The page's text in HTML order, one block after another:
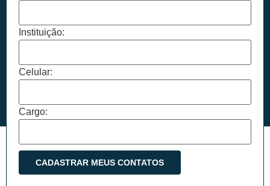
Instituição:
Celular:
Cargo: